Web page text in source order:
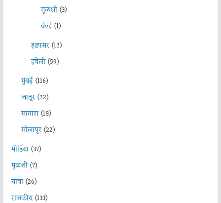
मुळशी(3)
वेल्हे(1)
हडपसर(12)
हवेली(59)
मुंबई(116)
लातूर(22)
सातारा(18)
सोलापूर(22)
मीडिया(37)
मुळशी(7)
यात्रा(26)
राजकीय(133)